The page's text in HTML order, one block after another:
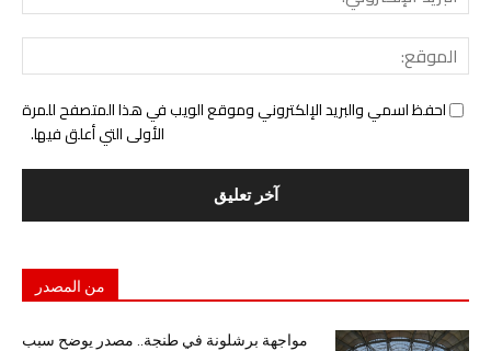
احفظ اسمي والبريد الإلكتروني وموقع الويب في هذا المتصفح للمرة
الأولى التي أعلق فيها.
من المصدر
مواجهة برشلونة في طنجة.. مصدر يوضح سبب